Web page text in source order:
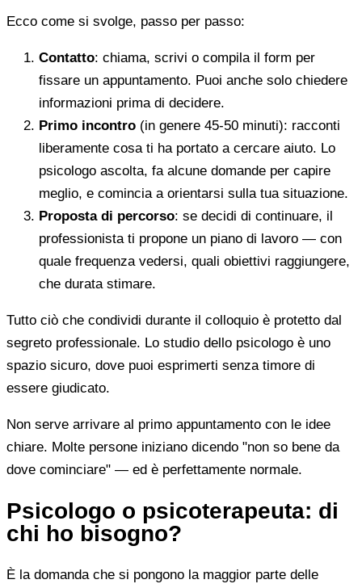
Ecco come si svolge, passo per passo:
Contatto: chiama, scrivi o compila il form per
fissare un appuntamento. Puoi anche solo chiedere
informazioni prima di decidere.
Primo incontro (in genere 45-50 minuti): racconti
liberamente cosa ti ha portato a cercare aiuto. Lo
psicologo ascolta, fa alcune domande per capire
meglio, e comincia a orientarsi sulla tua situazione.
Proposta di percorso: se decidi di continuare, il
professionista ti propone un piano di lavoro — con
quale frequenza vedersi, quali obiettivi raggiungere,
che durata stimare.
Tutto ciò che condividi durante il colloquio è protetto dal
segreto professionale. Lo studio dello psicologo è uno
spazio sicuro, dove puoi esprimerti senza timore di
essere giudicato.
Non serve arrivare al primo appuntamento con le idee
chiare. Molte persone iniziano dicendo "non so bene da
dove cominciare" — ed è perfettamente normale.
Psicologo o psicoterapeuta: di
chi ho bisogno?
È la domanda che si pongono la maggior parte delle